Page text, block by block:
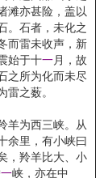
滩亦甚险，盖以
。石者，未化之
而雷未收声，新
始于十一月，故
之所为化而未尽
之薮。
为西三峡。从
余里，有小峡曰
，羚羊比大、小
一峡，亦在中